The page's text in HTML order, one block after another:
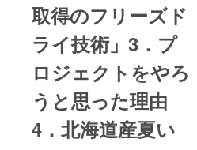
取得のフリーズド
ライ技術」3．プ
ロジェクトをやろ
うと思った理由
4．北海道産夏い